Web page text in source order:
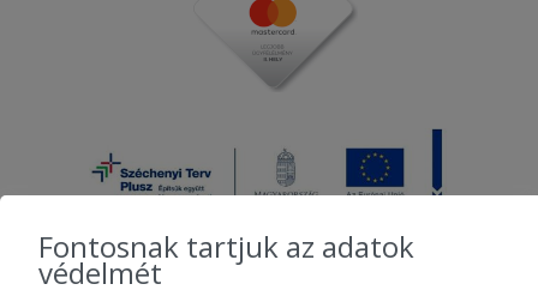
Fontosnak tartjuk az adatok
védelmét